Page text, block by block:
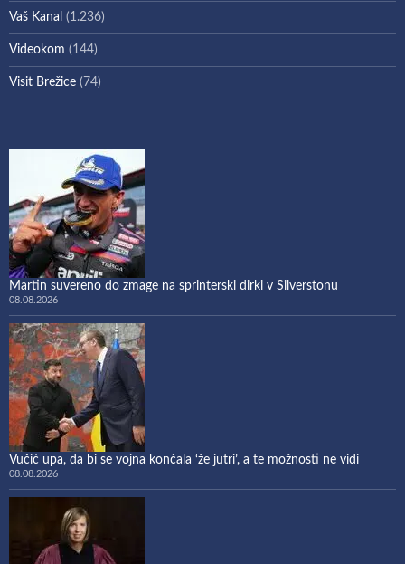
Vaš Kanal (1.236)
Videokom (144)
Visit Brežice (74)
Martin suvereno do zmage na sprinterski dirki v Silverstonu
08.08.2026
Vučić upa, da bi se vojna končala ‘že jutri’, a te možnosti ne vidi
08.08.2026